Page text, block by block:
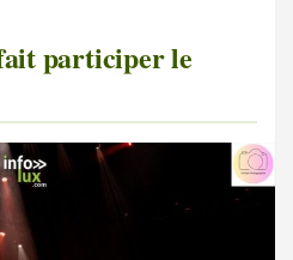
participer le